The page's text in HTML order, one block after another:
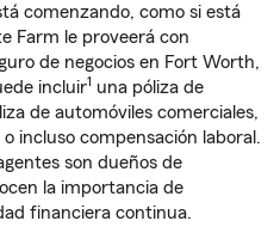
comenzando, como si está
Farm le proveerá con
de negocios en Fort Worth,
incluir1 una póliza de
de automóviles comerciales,
incluso compensación laboral.
son dueños de
la importancia de
financiera continua.